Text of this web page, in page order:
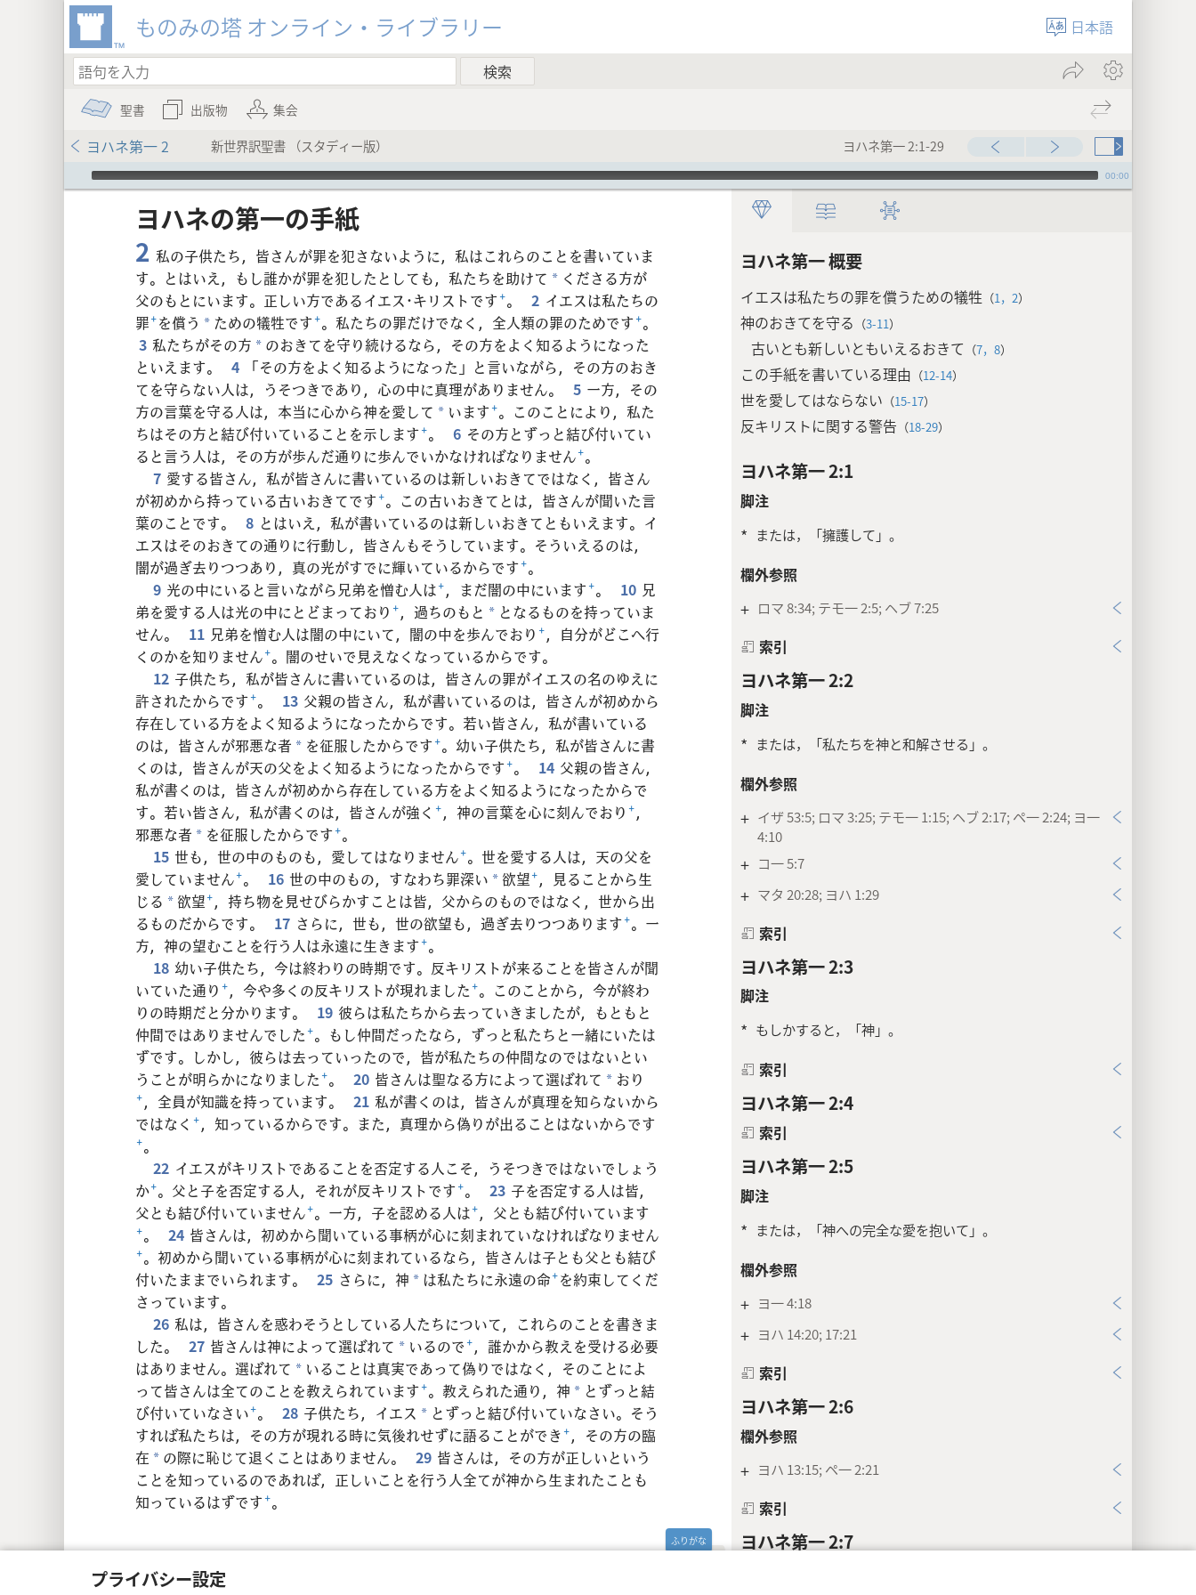
プライバシー設定
ものみの塔 オンライン・ライブラリー 日本語
聖書 出版物 集会
ヨハネ第一 2 新世界訳聖書 （スタディー版） ヨハネ第一 2:1-29
Audio Player 00:00
ヨハネ第一 概要
イエスは私たちの罪を償うための犠牲 （1，2）
神のおきてを守る （3-11）
古いとも新しいともいえるおきて （7，8）
この手紙を書いている理由 （12-14）
世を愛してはならない （15-17）
反キリストに関する警告 （18-29）
ヨハネ第一 2:1
脚注
* または，「擁護して」。
欄外参照
+ ロマ 8:34; テモ一 2:5; ヘブ 7:25
索引
ヨハネ第一 2:2
脚注
* または，「私たちを神と和解させる」。
欄外参照
+ イザ 53:5; ロマ 3:25; テモ一 1:15; ヘブ 2:17; ペ一 2:24; ヨ一
4:10
+ コ一 5:7
+ マタ 20:28; ヨハ 1:29
索引
ヨハネ第一 2:3
脚注
* もしかすると，「神」。
索引
ヨハネ第一 2:4
索引
ヨハネ第一 2:5
脚注
* または，「神への完全な愛を抱いて」。
欄外参照
+ ヨ一 4:18
+ ヨハ 14:20; 17:21
索引
ヨハネ第一 2:6
欄外参照
+ ヨハ 13:15; ペ一 2:21
索引
ヨハネ第一 2:7
ヨハネ​の​第​一​の​手紙
2 私の子供たち，皆さんが罪を犯さないように，私はこれらのことを書いていま
す。とはいえ，もし誰かが罪を犯したとしても，私たちを助けて * くださる方が
父のもとにいます。正しい方であるイエス･キリストです+。 2 イエスは私たちの
罪+を償う * ための犠牲です+。私たちの罪だけでなく，全人類の罪のためです+。
3 私たちがその方 * のおきてを守り続けるなら，その方をよく知るようになった
といえます。
4
「その方をよく知るようになった」と言いながら，その方のおき
てを守らない人は，うそつきであり，心の中に真理がありません。
5 一方，その
方の言葉を守る人は，本当に心から神を愛して * います+。このことにより，私た
ちはその方と結び付いていることを示します+。 6 その方とずっと結び付いてい
ると言う人は，その方が歩んだ通りに歩んでいかなければなりません+。
7 愛する皆さん，私が皆さんに書いているのは新しいおきてではなく，皆さん
が初めから持っている古いおきてです+。この古いおきてとは，皆さんが聞いた言
葉のことです。
8 とはいえ，私が書いているのは新しいおきてともいえます。イ
エスはそのおきての通りに行動し，皆さんもそうしています。そういえるのは，
闇が過ぎ去りつつあり，真の光がすでに輝いているからです+。
9 光の中にいると言いながら兄弟を憎む人は+，まだ闇の中にいます+。 10 兄
弟を愛する人は光の中にとどまっており +，過ちのもと * となるものを持っていま
せん。
11 兄弟を憎む人は闇の中にいて，闇の中を歩んでおり +，自分がどこへ行
くのかを知りません+。闇のせいで見えなくなっているからです。
12 子供たち，私が皆さんに書いているのは，皆さんの罪がイエスの名のゆえに
許されたからです+。 13 父親の皆さん，私が書いているのは，皆さんが初めから
存在している方をよく知るようになったからです。若い皆さん，私が書いている
のは，皆さんが邪悪な者 * を征服したからです+。幼い子供たち，私が皆さんに書
くのは，皆さんが天の父をよく知るようになったからです+。 14 父親の皆さん，
私が書くのは，皆さんが初めから存在している方をよく知るようになったからで
す。若い皆さん，私が書くのは，皆さんが強く +，神の言葉を心に刻んでおり +，
邪悪な者 * を征服したからです+。
15 世も，世の中のものも，愛してはなりません+。世を愛する人は，天の父を
愛していません+。 16 世の中のもの，すなわち罪深い * 欲望+，見ることから生
じる * 欲望+，持ち物を見せびらかすことは皆，父からのものではなく，世から出
るものだからです。
17 さらに，世も，世の欲望も，過ぎ去りつつあります+。一
方，神の望むことを行う人は永遠に生きます+。
18 幼い子供たち，今は終わりの時期です。反キリストが来ることを皆さんが聞
いていた通り +，今や多くの反キリストが現れました+。このことから，今が終わ
りの時期だと分かります。
19 彼らは私たちから去っていきましたが，もともと
仲間ではありませんでした+。もし仲間だったなら，ずっと私たちと一緒にいたは
ずです。しかし，彼らは去っていったので，皆が私たちの仲間なのではないとい
うことが明らかになりました+。 20 皆さんは聖なる方によって選ばれて * おり
+，全員が知識を持っています。 21 私が書くのは，皆さんが真理を知らないから
ではなく +，知っているからです。また，真理から偽りが出ることはないからです
+。
22 イエスがキリストであることを否定する人こそ，うそつきではないでしょう
か+。父と子を否定する人，それが反キリストです+。 23 子を否定する人は皆，
父とも結び付いていません+。一方，子を認める人は+，父とも結び付いています
+。 24 皆さんは，初めから聞いている事柄が心に刻まれていなければなりません
+。初めから聞いている事柄が心に刻まれているなら，皆さんは子とも父とも結び
付いたままでいられます。
25 さらに，神 * は私たちに永遠の命+を約束してくだ
さっています。
26 私は，皆さんを惑わそうとしている人たちについて，これらのことを書きま
した。
27 皆さんは神によって選ばれて * いるので+，誰かから教えを受ける必要
はありません。選ばれて * いることは真実であって偽りではなく，そのことによ
って皆さんは全てのことを教えられています+。教えられた通り，神 * とずっと結
び付いていなさい+。 28 子供たち，イエス * とずっと結び付いていなさい。そう
すれば私たちは，その方が現れる時に気後れせずに語ることができ+，その方の臨
在 * の際に恥じて退くことはありません。 29 皆さんは，その方が正しいという
ことを知っているのであれば，正しいことを行う人全てが神から生まれたことも
知っているはずです+。